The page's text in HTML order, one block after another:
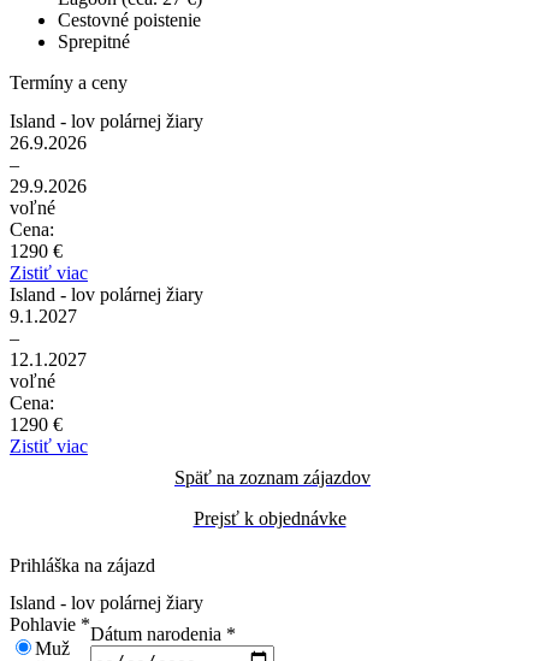
Cestovné poistenie
Sprepitné
Termíny a ceny
Island - lov polárnej žiary
26.9.2026
–
29.9.2026
voľné
Cena:
1290 €
Zistiť viac
Island - lov polárnej žiary
9.1.2027
–
12.1.2027
voľné
Cena:
1290 €
Zistiť viac
Späť na zoznam zájazdov
Prejsť k objednávke
Prihláška na zájazd
Island - lov polárnej žiary
Pohlavie *
Muž
Dátum narodenia *